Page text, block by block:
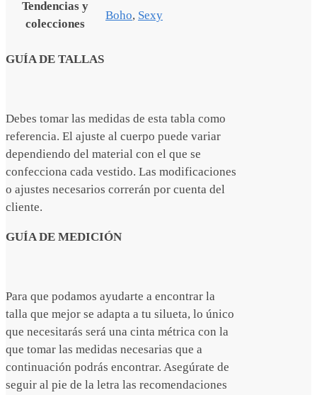
Tendencias y
colecciones
Boho, Sexy
GUÍA DE TALLAS
Debes tomar las medidas de esta tabla como
referencia. El ajuste al cuerpo puede variar
dependiendo del material con el que se
confecciona cada vestido. Las modificaciones
o ajustes necesarios correrán por cuenta del
cliente.
GUÍA DE MEDICIÓN
Para que podamos ayudarte a encontrar la
talla que mejor se adapta a tu silueta, lo único
que necesitarás será una cinta métrica con la
que tomar las medidas necesarias que a
continuación podrás encontrar. Asegúrate de
seguir al pie de la letra las recomendaciones